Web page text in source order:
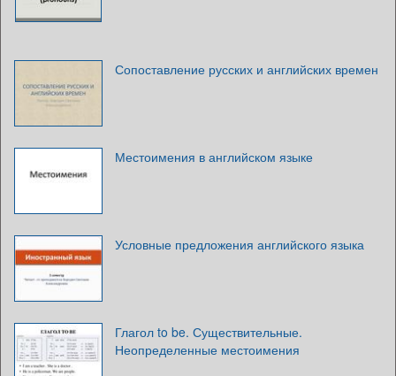
Сопоставление русских и английских времен
Местоимения в английском языке
Условные предложения английского языка
Глагол to be. Существительные.
Неопределенные местоимения